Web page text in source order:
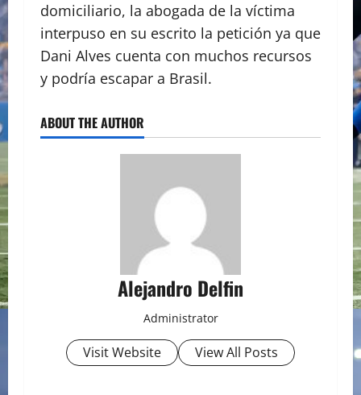
domiciliario, la abogada de la víctima
interpuso en su escrito la petición ya que
Dani Alves cuenta con muchos recursos
y podría escapar a Brasil.
ABOUT THE AUTHOR
Alejandro Delfin
Administrator
Visit Website View All Posts